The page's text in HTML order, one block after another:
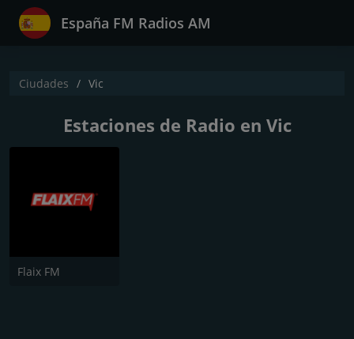
España FM Radios AM
Ciudades Vic
Estaciones de Radio en Vic
Flaix FM